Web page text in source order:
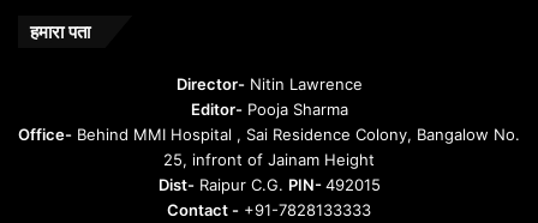
u
हमारा पता
Director-Nitin Lawrence
Editor-Pooja Sharma
Office- Behind MMI Hospital , Sai Residence Colony, Bangalow No.
25, infront of Jainam Height
Dist-Raipur C.G. PIN-492015
Contact - +91-7828133333